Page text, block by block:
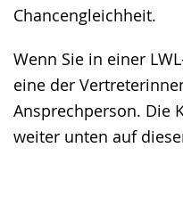
Chancengleichheit.
Wenn Sie in einer
eine der
Ansprechperson. Die
weiter unten auf
angezeigt.